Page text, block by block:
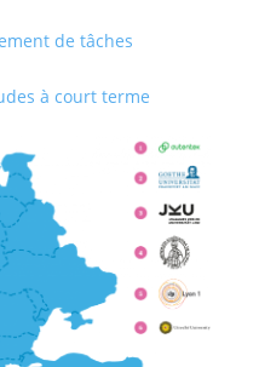
de tâches
à court terme